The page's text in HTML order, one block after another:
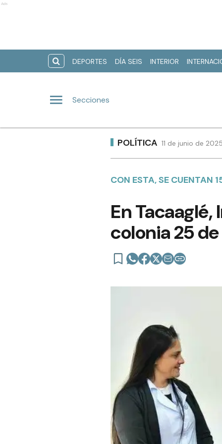
Ads
DEPORTES DÍA SEIS INTERIOR
Secciones
POLÍTICA 11 de junio de
CON ESTA, SE CUENTAN
En
colonia 25